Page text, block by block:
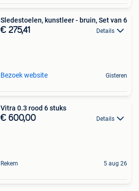
Sledestoelen, kunstleer - bruin, Set van 6
€ 275,41 Details
Bezoek website Gisteren
Vitra 0.3 rood 6 stuks
€ 600,00 Details
Rekem 5 aug 26